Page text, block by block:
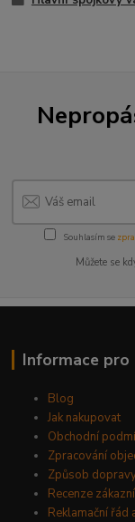
Souhlasím se
Můžete se
Informace pro
Blog
Jak nakupovat
Obchodní
Zpracování
Způsob
Recenze
Reklamační řád